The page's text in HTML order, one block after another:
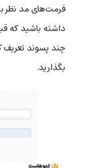
داشته باشید که
بگذارید.